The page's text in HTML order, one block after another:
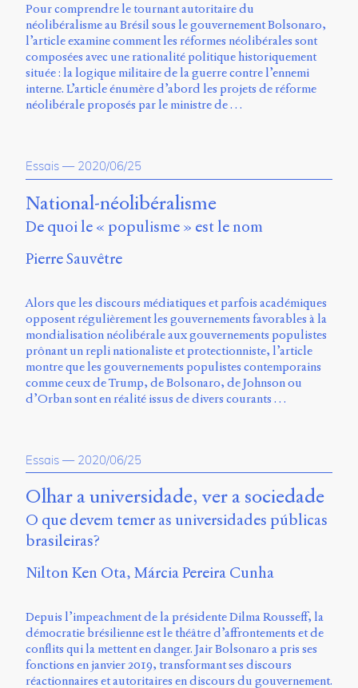
Foundry
et
Muli
de
Vernon
Adams.
été
par
Julie
Blanc,
Maxime
Bouton,
De
Barros,
Émile
Greis,
Timothée
Guicherd,
Servanne
et
Marcello
Vitali-
Rosati,
de
2018
2020.
Pour comprendre le tournant autoritaire du
néolibéralisme au Brésil sous le gouvernement Bolsonaro,
l’article examine comment les réformes néolibérales sont
composées avec une rationalité politique historiquement
située : la logique militaire de la guerre contre l’ennemi
interne. L’article énumère d’abord les projets de réforme
néolibérale proposés par le ministre de …
Essais — 2020/06/25
National-néolibéralisme
De quoi le « populisme » est le nom
Pierre Sauvêtre
Alors que les discours médiatiques et parfois académiques
opposent régulièrement les gouvernements favorables à la
mondialisation néolibérale aux gouvernements populistes
prônant un repli nationaliste et protectionniste, l’article
montre que les gouvernements populistes contemporains
comme ceux de Trump, de Bolsonaro, de Johnson ou
d’Orban sont en réalité issus de divers courants …
Essais — 2020/06/25
Olhar a universidade, ver a sociedade
O que devem temer as universidades públicas
brasileiras?
Nilton Ken Ota Márcia Pereira Cunha
Depuis l’impeachment de la présidente Dilma Rousseff, la
démocratie brésilienne est le théâtre d’affrontements et de
conflits qui la mettent en danger. Jair Bolsonaro a pris ses
fonctions en janvier 2019, transformant ses discours
réactionnaires et autoritaires en discours du gouvernement.